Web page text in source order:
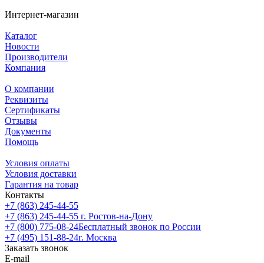
Интернет-магазин
Каталог
Новости
Производители
Компания
О компании
Реквизиты
Сертификаты
Отзывы
Документы
Помощь
Условия оплаты
Условия доставки
Гарантия на товар
Контакты
+7 (863) 245-44-55
+7 (863) 245-44-55 г. Ростов-на-Дону
+7 (800) 775-08-24Бесплатный звонок по России
+7 (495) 151-88-24г. Москва
Заказать звонок
E-mail